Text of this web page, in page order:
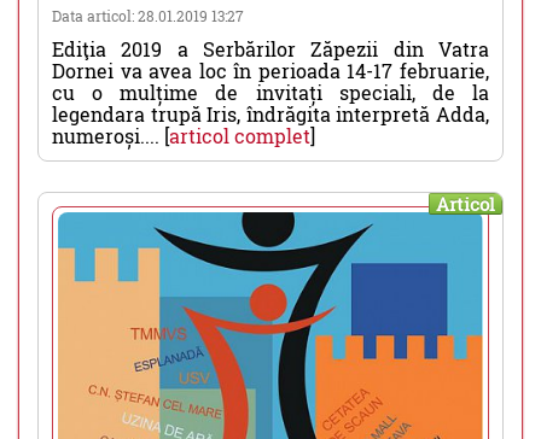
Data articol: 28.01.2019 13:27
Ediţia 2019 a Serbărilor Zăpezii din Vatra
Dornei va avea loc în perioada 14-17 februarie,
cu o mulțime de invitați speciali, de la
legendara trupă Iris, îndrăgita interpretă Adda,
numeroși.... [articol complet]
Articol